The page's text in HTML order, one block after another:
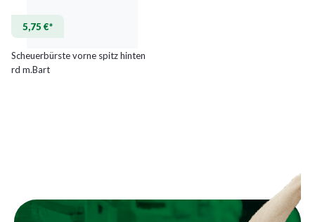
5,75 €*
Scheuerbürste vorne spitz hinten
rd m.Bart